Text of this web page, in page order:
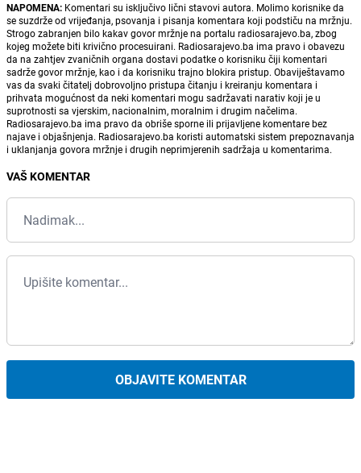
NAPOMENA: Komentari su isključivo lični stavovi autora. Molimo korisnike da
se suzdrže od vrijeđanja, psovanja i pisanja komentara koji podstiču na mržnju.
Strogo zabranjen bilo kakav govor mržnje na portalu radiosarajevo.ba, zbog
kojeg možete biti krivično procesuirani. Radiosarajevo.ba ima pravo i obavezu
da na zahtjev zvaničnih organa dostavi podatke o korisniku čiji komentari
sadrže govor mržnje, kao i da korisniku trajno blokira pristup. Obaviještavamo
vas da svaki čitatelj dobrovoljno pristupa čitanju i kreiranju komentara i
prihvata mogućnost da neki komentari mogu sadržavati narativ koji je u
suprotnosti sa vjerskim, nacionalnim, moralnim i drugim načelima.
Radiosarajevo.ba ima pravo da obriše sporne ili prijavljene komentare bez
najave i objašnjenja. Radiosarajevo.ba koristi automatski sistem prepoznavanja
i uklanjanja govora mržnje i drugih neprimjerenih sadržaja u komentarima.
VAŠ KOMENTAR
OBJAVITE KOMENTAR